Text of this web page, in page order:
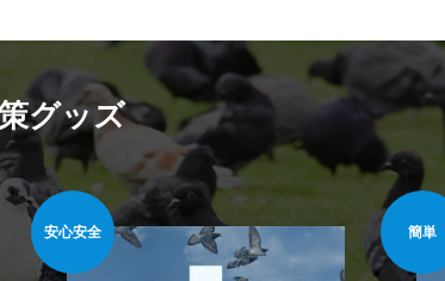
グッズ
簡単 安心安全